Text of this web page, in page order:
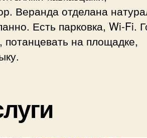
Веранда отделана
Есть парковка, Wi-Fi.
потанцевать на площадке,